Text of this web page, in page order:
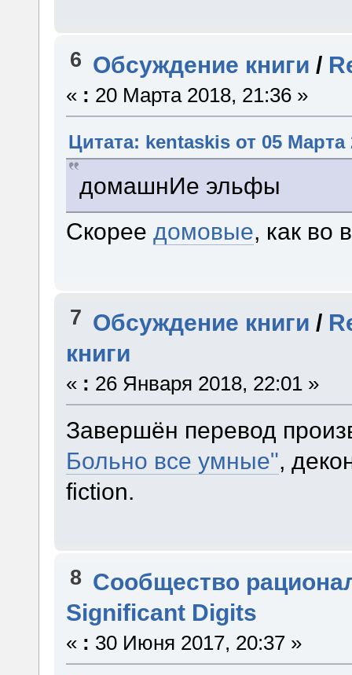
6 Обсуждение книги /
« : 20 Марта 2018, 21:36 »
Цитата: kentaskis от 05 Марта
домашнИе эльфы
Скорее домовые, как во
7 Обсуждение книги /
книги
« : 26 Января 2018, 22:01 »
Завершён перевод
Больно все умные",
fiction.
8 Сообщество
Significant Digits
« : 30 Июня 2017, 20:37 »